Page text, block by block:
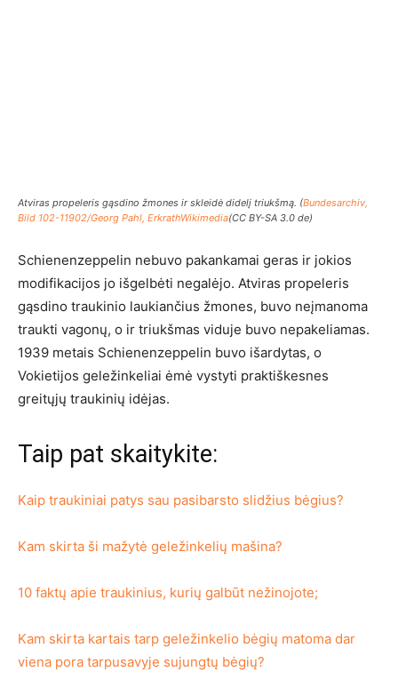
Atviras propeleris gąsdino žmones ir skleidė didelį triukšmą. (Bundesarchiv,
Bild 102-11902/Georg Pahl, ErkrathWikimedia(CC BY-SA 3.0 de)
Schienenzeppelin nebuvo pakankamai geras ir jokios
modifikacijos jo išgelbėti negalėjo. Atviras propeleris
gąsdino traukinio laukiančius žmones, buvo neįmanoma
traukti vagonų, o ir triukšmas viduje buvo nepakeliamas.
1939 metais Schienenzeppelin buvo išardytas, o
Vokietijos geležinkeliai ėmė vystyti praktiškesnes
greitųjų traukinių idėjas.
Taip pat skaitykite:
Kaip traukiniai patys sau pasibarsto slidžius bėgius?
Kam skirta ši mažytė geležinkelių mašina?
10 faktų apie traukinius, kurių galbūt nežinojote;
Kam skirta kartais tarp geležinkelio bėgių matoma dar
viena pora tarpusavyje sujungtų bėgių?